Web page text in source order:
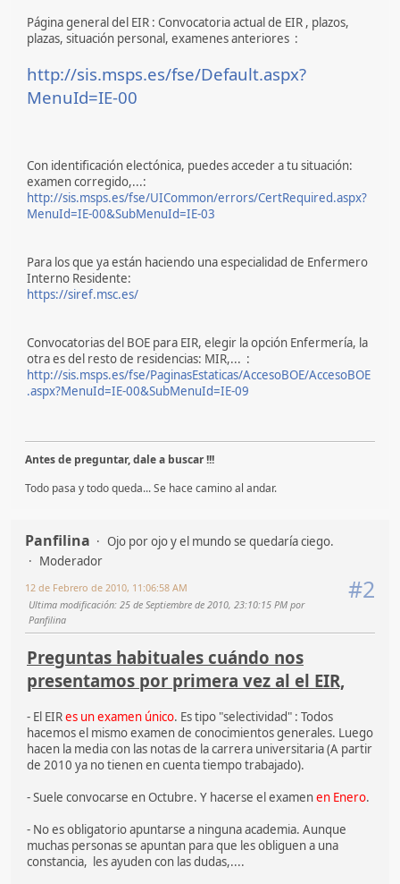
Página general del EIR : Convocatoria actual de EIR , plazos,
plazas, situación personal, examenes anteriores :
http://sis.msps.es/fse/Default.aspx?
MenuId=IE-00
Con identificación electónica, puedes acceder a tu situación:
examen corregido,...:
http://sis.msps.es/fse/UICommon/errors/CertRequired.aspx?
MenuId=IE-00&SubMenuId=IE-03
Para los que ya están haciendo una especialidad de Enfermero
Interno Residente:
https://siref.msc.es/
Convocatorias del BOE para EIR, elegir la opción Enfermería, la
otra es del resto de residencias: MIR,... :
http://sis.msps.es/fse/PaginasEstaticas/AccesoBOE/AccesoBOE
.aspx?MenuId=IE-00&SubMenuId=IE-09
Antes de preguntar, dale a buscar !!!
Todo pasa y todo queda... Se hace camino al andar.
Panfilina
Ojo por ojo y el mundo se quedaría ciego.
Moderador
#2
12 de Febrero de 2010, 11:06:58 AM
Ultima modificación: 25 de Septiembre de 2010, 23:10:15 PM por
Panfilina
Preguntas habituales cuándo nos
presentamos por primera vez al el EIR,
- El EIRes un examen único. Es tipo "selectividad" : Todos
hacemos el mismo examen de conocimientos generales. Luego
hacen la media con las notas de la carrera universitaria (A partir
de 2010 ya no tienen en cuenta tiempo trabajado).
- Suele convocarse en Octubre. Y hacerse el examenen Enero.
- No es obligatorio apuntarse a ninguna academia. Aunque
muchas personas se apuntan para que les obliguen a una
constancia, les ayuden con las dudas,....